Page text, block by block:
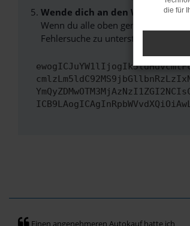
Wende dich an den
Wenn du alle oben genannten
Fehlersuche zu unterstützen:
Einen angenehmeren Autokauf hatte ich
die für